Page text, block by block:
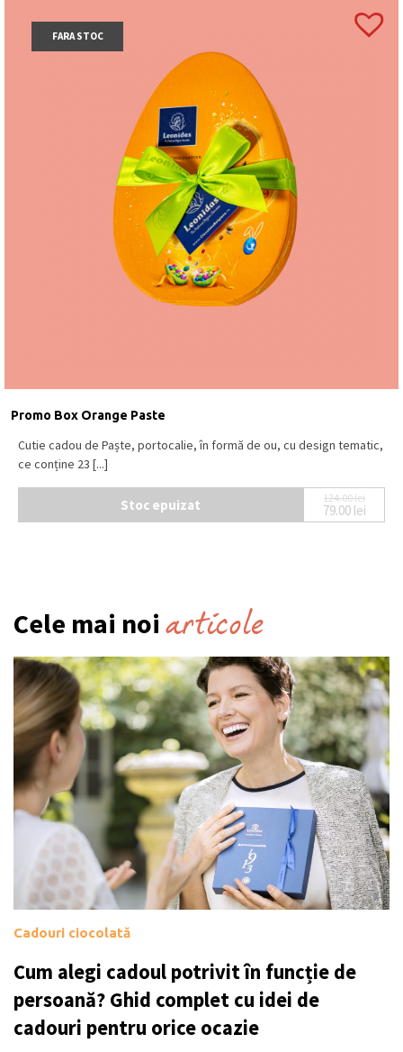
FARA STOC
Promo Box Orange Paste
Cutie cadou de Paște, portocalie, în formă de ou, cu design tematic,
ce conține 23 [...]
Stoc epuizat 124.00lei
Prețul
79.00 lei
Prețul
Cele mai noi articole
Cadouri ciocolată
Cum alegi cadoul potrivit în funcție de
persoană? Ghid complet cu idei de
cadouri pentru orice ocazie